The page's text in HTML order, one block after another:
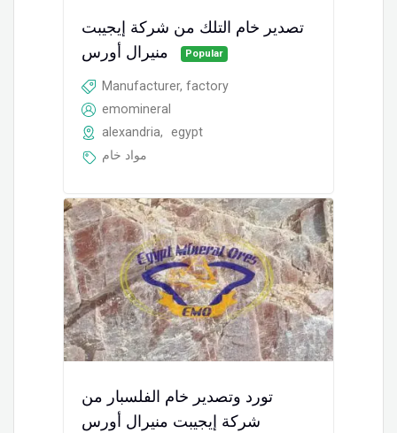
تصدير خام التلك من شركة إيجيبت
منيرال أورس
Popular
Manufacturer, factory
emomineral
alexandria,
egypt
مواد خام
تورد وتصدير خام الفلسبار من
شركة إيجيبت منيرال أورس